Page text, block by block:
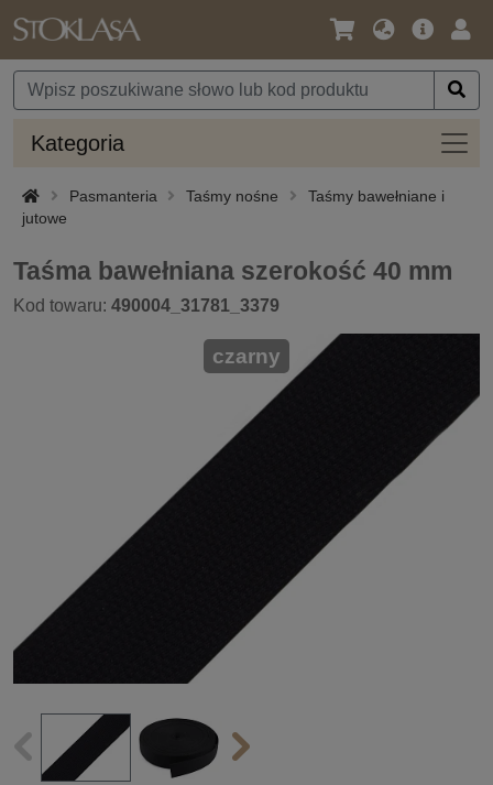
Język
Waluta
Oferta
Kategoria
Pasmanteria Taśmy nośne
Taśmy bawełniane i
jutowe
Taśma bawełniana szerokość 40 mm
Kod towaru: 490004_31781_3379
czarny